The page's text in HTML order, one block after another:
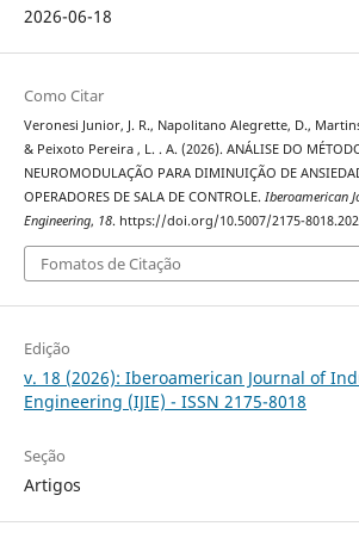
2026-06-18
Como Citar
Veronesi Junior, J. R., Napolitano Alegrette, D.,
& Peixoto Pereira , L. . A. (2026). ANÁLISE DO
NEUROMODULAÇÃO PARA DIMINUIÇÃO DE
OPERADORES DE SALA DE CONTROLE. Iberoamerican
Engineering, 18. https://doi.org/10.5007/2175-
Fomatos de Citação
Edição
v. 18 (2026): Iberoamerican Journal of
Engineering (IJIE) - ISSN 2175-8018
Seção
Artigos